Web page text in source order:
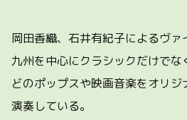
岡田香織、石井有紀子によるヴァ
九州を中心にクラシックだけでな
どのポップスや映画音楽をオリ
演奏している。